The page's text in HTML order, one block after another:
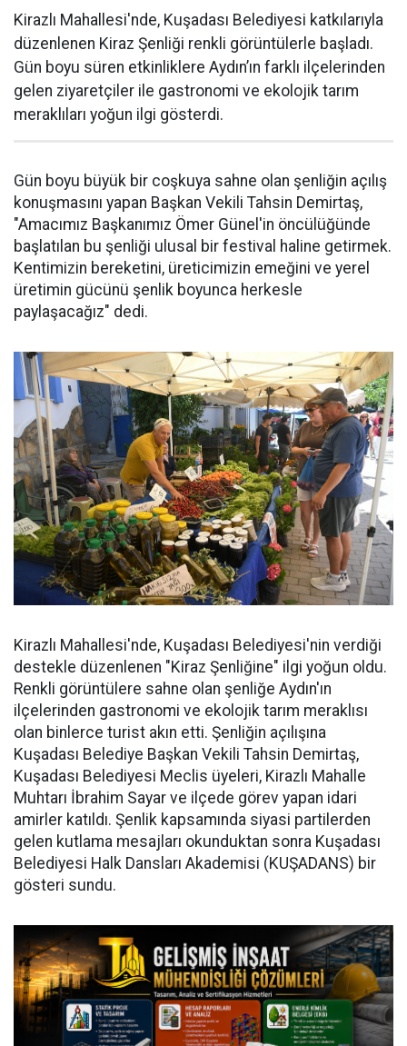
Kirazlı Mahallesi'nde, Kuşadası Belediyesi katkılarıyla
düzenlenen Kiraz Şenliği renkli görüntülerle başladı.
Gün boyu süren etkinliklere Aydın’ın farklı ilçelerinden
gelen ziyaretçiler ile gastronomi ve ekolojik tarım
meraklıları yoğun ilgi gösterdi.
Gün boyu büyük bir coşkuya sahne olan şenliğin açılış
konuşmasını yapan Başkan Vekili Tahsin Demirtaş,
"Amacımız Başkanımız Ömer Günel'in öncülüğünde
başlatılan bu şenliği ulusal bir festival haline getirmek.
Kentimizin bereketini, üreticimizin emeğini ve yerel
üretimin gücünü şenlik boyunca herkesle
paylaşacağız" dedi.
Kirazlı Mahallesi'nde, Kuşadası Belediyesi'nin verdiği
destekle düzenlenen "Kiraz Şenliğine" ilgi yoğun oldu.
Renkli görüntülere sahne olan şenliğe Aydın'ın
ilçelerinden gastronomi ve ekolojik tarım meraklısı
olan binlerce turist akın etti. Şenliğin açılışına
Kuşadası Belediye Başkan Vekili Tahsin Demirtaş,
Kuşadası Belediyesi Meclis üyeleri, Kirazlı Mahalle
Muhtarı İbrahim Sayar ve ilçede görev yapan idari
amirler katıldı. Şenlik kapsamında siyasi partilerden
gelen kutlama mesajları okunduktan sonra Kuşadası
Belediyesi Halk Dansları Akademisi (KUŞADANS) bir
gösteri sundu.